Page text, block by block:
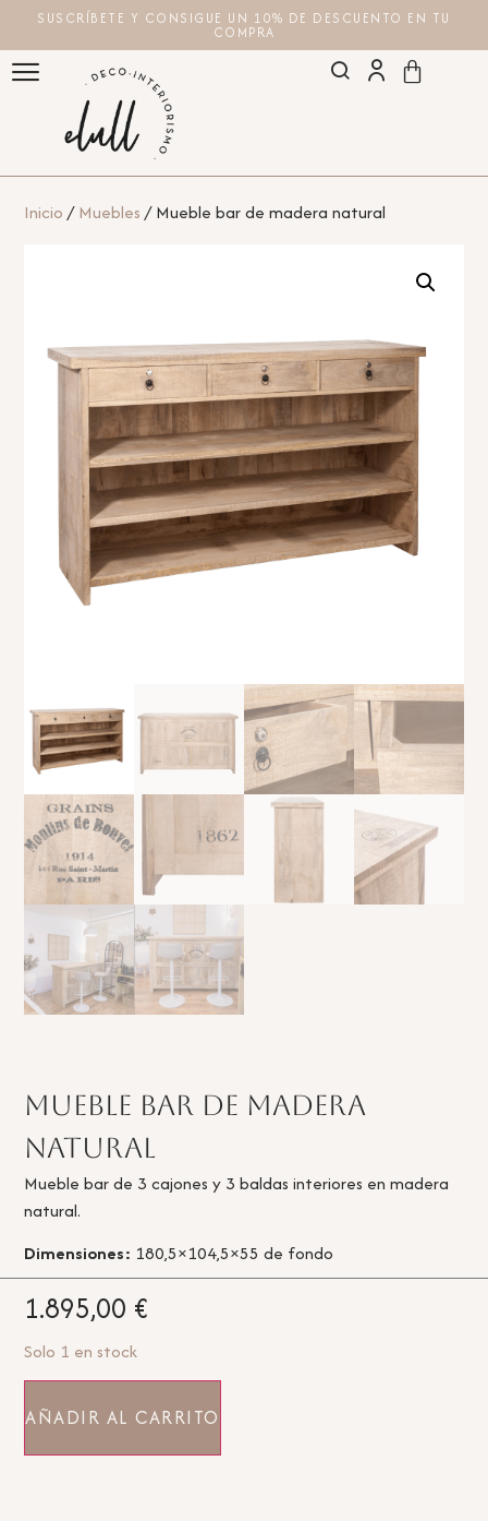
SUSCRÍBETE Y CONSIGUE UN 10% DE DESCUENTO EN TU
COMPRA
Inicio/Muebles/ Mueble bar de madera natural
Mueble bar de madera
natural
Mueble bar de 3 cajones y 3 baldas interiores en madera
natural.
Dimensiones: 180,5×104,5×55 de fondo
1.895,00 €
Solo 1 en stock
AÑADIR AL CARRITO